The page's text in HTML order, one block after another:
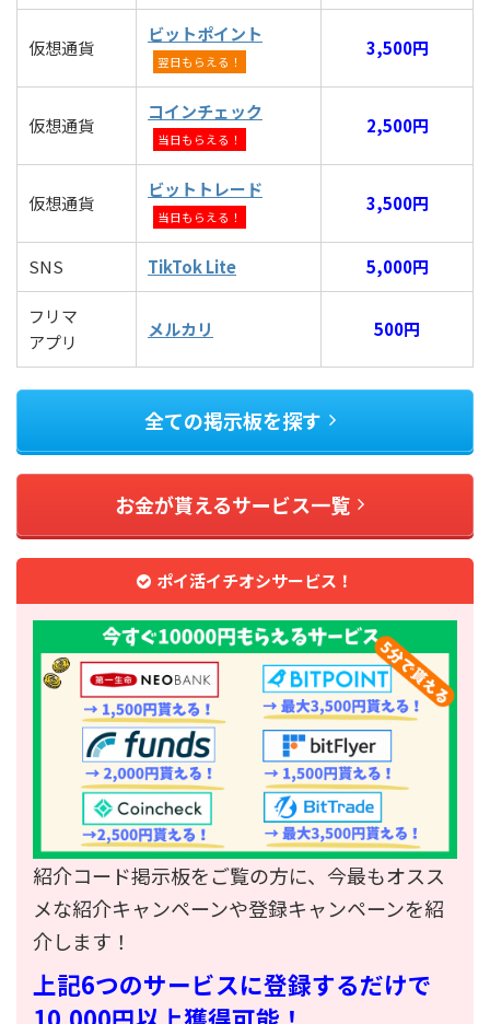
仮想通貨
ビットポイント
翌日もらえる！
3,500円
仮想通貨
コインチェック
当日もらえる！
2,500円
仮想通貨
ビットトレード
当日もらえる！
3,500円
SNS TikTok Lite 5,000円
フリマ
アプリ
メルカリ 500円
全ての掲示板を探す
お金が貰えるサービス一覧
ポイ活イチオシサービス！
紹介コード掲示板をご覧の方に、今最もオスス
メな紹介キャンペーンや登録キャンペーンを紹
介します！
上記6つのサービスに登録するだけで